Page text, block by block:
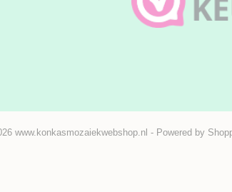
www.konkasmozaiekwebshop.nl - Powered by